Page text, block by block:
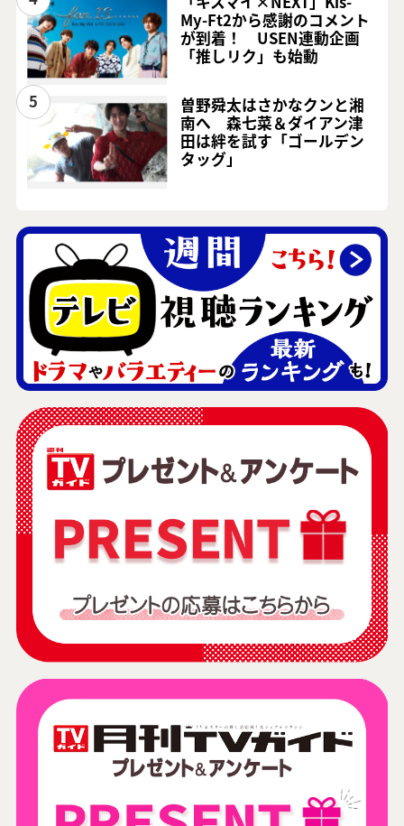
My-Ft2から感謝のコメント
が到着！ USEN連動企画
「推しリク」も始動
5
曽野舜太はさかなクンと湘
南へ 森七菜＆ダイアン津
田は絆を試す「ゴールデン
タッグ」